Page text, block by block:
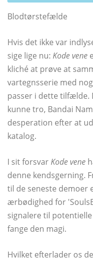
Blodtørstefælde
Hvis det ikke var
sige lige nu: Kode vene
kliché at prøve at
vartegnsserie med
passer i dette tilfælde.
kunne tro, Bandai
desperation efter at
katalog.
I sit forsvarKode vene
denne kendsgerning.
til de seneste demoer
ærbødighed for
signalere til
fange den magi.
Hvilket efterlader os